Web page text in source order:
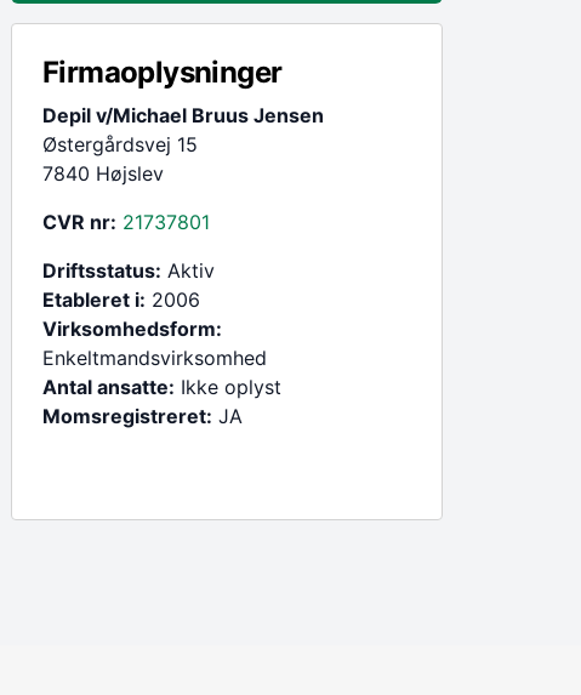
Firmaoplysninger
Depil v/Michael Bruus Jensen
Østergårdsvej 15
7840 Højslev
CVR nr: 21737801
Driftsstatus: Aktiv
Etableret i: 2006
Virksomhedsform:
Enkeltmandsvirksomhed
Antal ansatte: Ikke oplyst
Momsregistreret: JA